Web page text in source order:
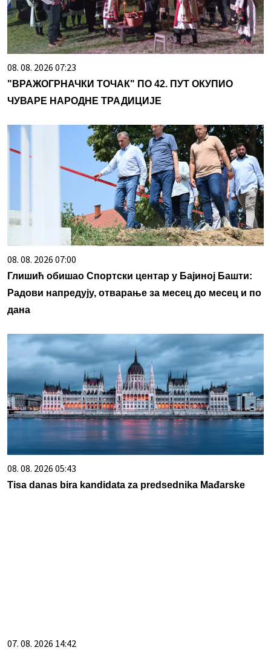
08. 08. 2026 07:23
"ВРАЖОГРНАЧКИ ТОЧАК" ПО 42. ПУТ ОКУПИО
ЧУВАРЕ НАРОДНЕ ТРАДИЦИЈЕ
08. 08. 2026 07:00
Глишић обишао Спортски центар у Бајиној Башти:
Радови напредују, отварање за месец до месец и по
дана
08. 08. 2026 05:43
Tisa danas bira kandidata za predsednika Mađarske
07. 08. 2026 14:42